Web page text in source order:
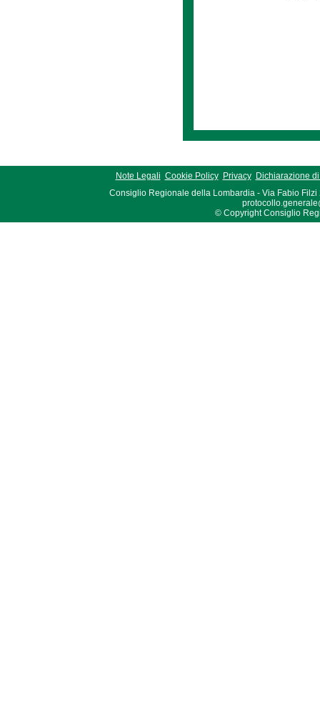
Note Legali Cookie Policy Privacy
Dichiarazione
Consiglio Regionale della Lombardia - Via Fabio Filzi
© Copyright Consiglio